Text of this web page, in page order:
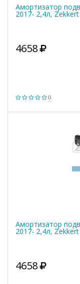
Амортизатор
2017- 2,4л, Zekkert
0
4658
Амортизатор
2017- 2,4л, Zekkert
4658